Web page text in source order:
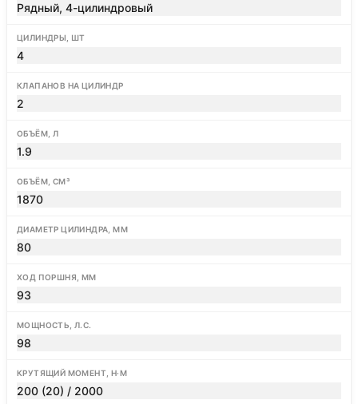
Рядный, 4-цилиндровый
ЦИЛИНДРЫ, ШТ
4
КЛАПАНОВ НА ЦИЛИНДР
2
ОБЪЁМ, Л
1.9
ОБЪЁМ, СМ³
1870
ДИАМЕТР ЦИЛИНДРА, ММ
80
ХОД ПОРШНЯ, ММ
93
МОЩНОСТЬ, Л.С.
98
КРУТЯЩИЙ МОМЕНТ, Н·М
200 (20) / 2000